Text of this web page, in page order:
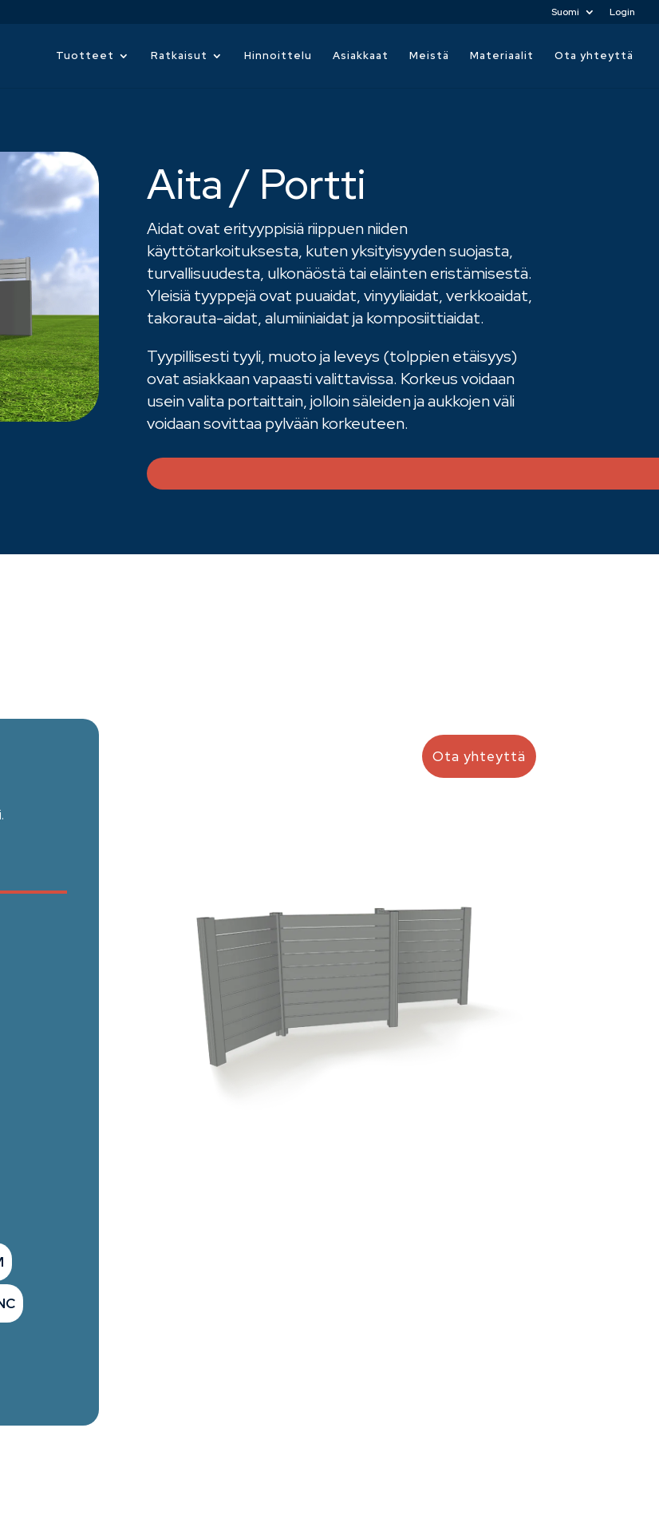
Suomi Login
Tuotteet Ratkaisut Hinnoittelu Asiakkaat Meistä Materiaalit Ota yhteyttä
Aita / Portti
Aidat ovat erityyppisiä riippuen niiden
käyttötarkoituksesta, kuten yksityisyyden suojasta,
turvallisuudesta, ulkonäöstä tai eläinten eristämisestä.
Yleisiä tyyppejä ovat puuaidat, vinyyliaidat, verkkoaidat,
takorauta-aidat, alumiiniaidat ja komposiittiaidat.
Tyypillisesti tyyli, muoto ja leveys (tolppien etäisyys)
ovat asiakkaan vapaasti valittavissa. Korkeus voidaan
usein valita portaittain, jolloin säleiden ja aukkojen väli
voidaan sovittaa pylvään korkeuteen.
Ota yhteyttä